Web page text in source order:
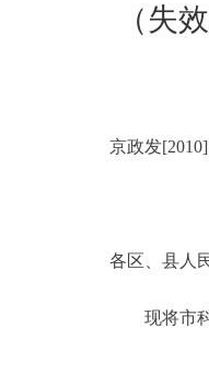
政务公开
（失
京政发
各区、县人
现将市科